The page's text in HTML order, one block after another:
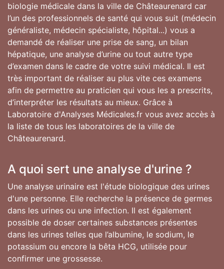
biologie médicale dans la ville de Châteaurenard car
l’un des professionnels de santé qui vous suit (médecin
généraliste, médecin spécialiste, hôpital...) vous a
demandé de réaliser une prise de sang, un bilan
hépatique, une analyse d’urine ou tout autre type
d’examen dans le cadre de votre suivi médical. Il est
très important de réaliser au plus vite ces examens
afin de permettre au praticien qui vous les a prescrits,
d’interpréter les résultats au mieux. Grâce à
Laboratoire d'Analyses Médicales.fr vous avez accès à
la liste de tous les laboratoires de la ville de
Châteaurenard.
A quoi sert une analyse d'urine ?
Une analyse urinaire est l'étude biologique des urines
d'une personne. Elle recherche la présence de germes
dans les urines ou une infection. Il est également
possible de doser certaines substances présentes
dans les urines telles que l’albumine, le sodium, le
potassium ou encore la bêta HCG, utilisée pour
confirmer une grossesse.